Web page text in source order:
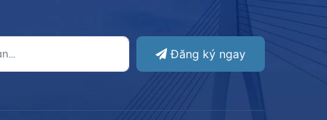
Đăng ký ngay